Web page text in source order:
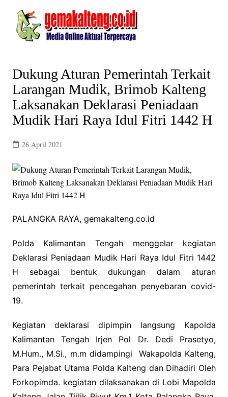
content
Dukung Aturan Pemerintah Terkait
Larangan Mudik, Brimob Kalteng
Laksanakan Deklarasi Peniadaan
Mudik Hari Raya Idul Fitri 1442 H
26 April 2021
PALANGKA RAYA, gemakalteng.co.id
Polda Kalimantan Tengah menggelar kegiatan
Deklarasi Peniadaan Mudik Hari Raya Idul Fitri 1442
H sebagai bentuk dukungan dalam aturan
pemerintah terkait pencegahan penyebaran covid-
19.
Kegiatan deklarasi dipimpin langsung Kapolda
Kalimantan Tengah Irjen Pol Dr. Dedi Prasetyo,
M.Hum., M.Si., m.m didampingi Wakapolda Kalteng,
Para Pejabat Utama Polda Kalteng dan Dihadiri Oleh
Forkopimda. kegiatan dilaksanakan di Lobi Mapolda